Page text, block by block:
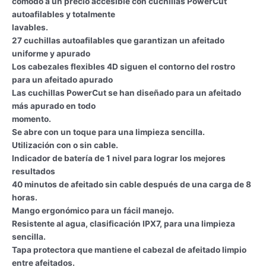
autoafilables y totalmente
lavables.
27 cuchillas autoafilables que garantizan un afeitado
uniforme y apurado
Los cabezales flexibles 4D siguen el contorno del rostro
para un afeitado apurado
Las cuchillas PowerCut se han diseñado para un afeitado
más apurado en todo
momento.
Se abre con un toque para una limpieza sencilla.
Utilización con o sin cable.
Indicador de batería de 1 nivel para lograr los mejores
resultados
40 minutos de afeitado sin cable después de una carga de 8
horas.
Mango ergonómico para un fácil manejo.
Resistente al agua, clasificación IPX7, para una limpieza
sencilla.
Tapa protectora que mantiene el cabezal de afeitado limpio
entre afeitados.